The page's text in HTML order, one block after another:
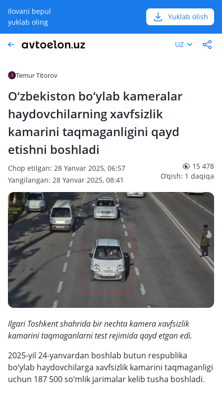
Ilovani bepul
yuklab oling
Yuklab olish
UZ
Temur Titorov
O‘zbekiston bo‘ylab kameralar
haydovchilarning xavfsizlik
kamarini taqmaganligini qayd
etishni boshladi
Chop etilgan: 28 Yanvar 2025, 06:57
Yangilangan: 28 Yanvar 2025, 08:41
15 478
O‘qish: 1 daqiqa
Ilgari Toshkent shahrida bir nechta kamera xavfsizlik
kamarini taqmaganlarni test rejimida qayd etgan edi.
2025-yil 24-yanvardan boshlab butun respublika
bo‘ylab haydovchilarga xavfsizlik kamarini taqmaganligi
uchun 187 500 so‘mlik jarimalar kelib tusha boshladi.